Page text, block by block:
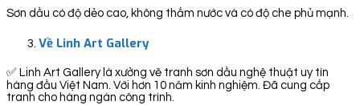
Sơn dầu có độ dẻo cao, không thấm nước và có độ che phủ mạnh.
Về Linh Art Gallery
✅ Linh Art Gallery là xưởng vẽ tranh sơn dầu nghệ thuật uy tín
hàng đầu Việt Nam. Với hơn 10 năm kinh nghiệm. Đã cung cấp
tranh cho hàng ngàn công trình.